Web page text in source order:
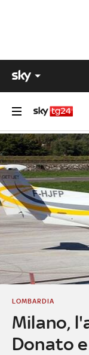
Milano,
Donato
LOMBARDIA